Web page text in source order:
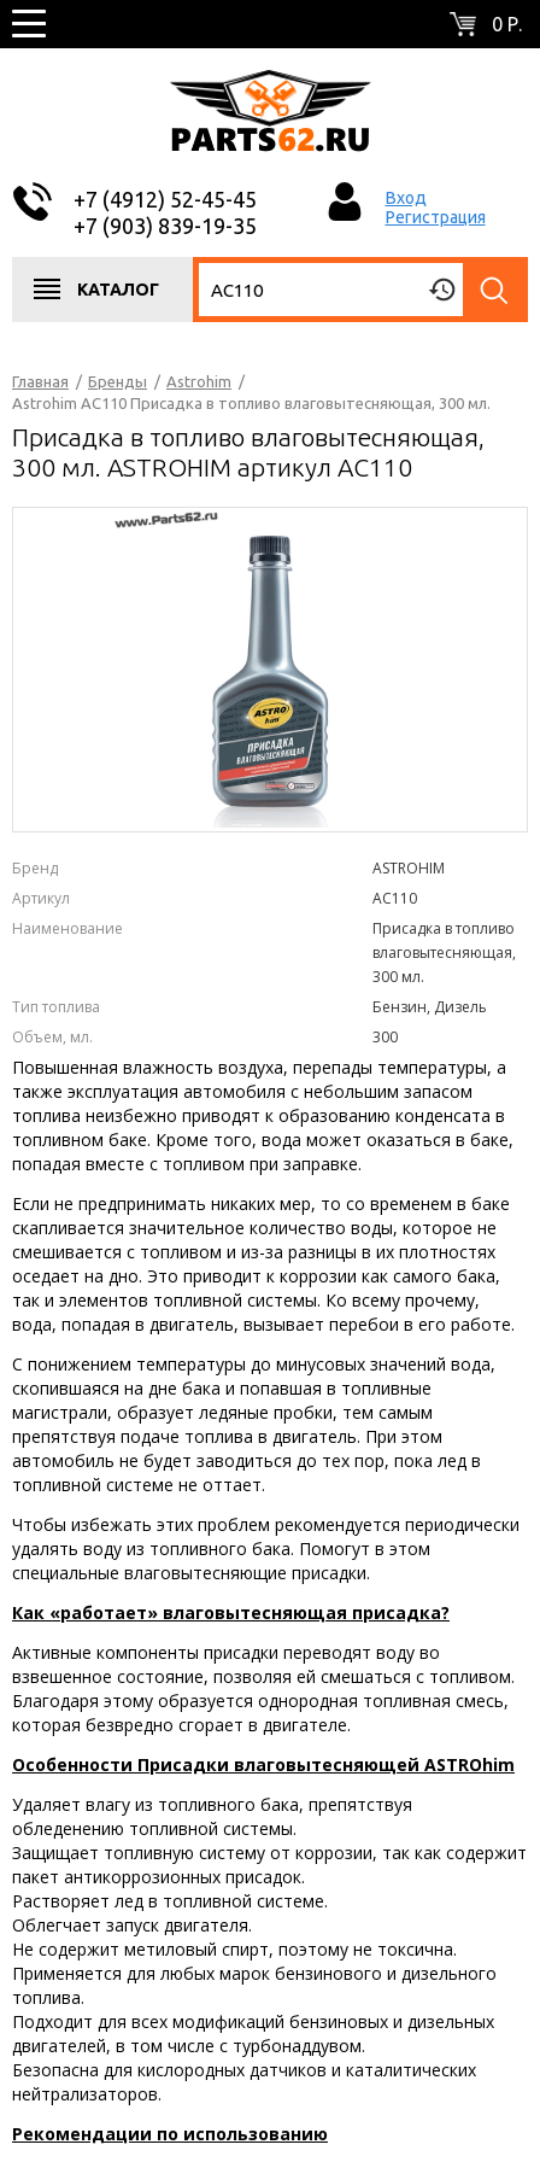
0 Р.
+7 (4912) 52-45-45
+7 (903) 839-19-35
Вход
Регистрация
КАТАЛОГ
Главная / Бренды / Astrohim /
Astrohim AC110 Присадка в топливо влаговытесняющая, 300 мл.
Присадка в топливо влаговытесняющая,
300 мл. ASTROHIM артикул AC110
Бренд
ASTROHIM
Артикул
AC110
Наименование
Присадка в топливо
влаговытесняющая,
300 мл.
Тип топлива
Бензин, Дизель
Объем, мл.
300
Повышенная влажность воздуха, перепады температуры, а
также эксплуатация автомобиля с небольшим запасом
топлива неизбежно приводят к образованию конденсата в
топливном баке. Кроме того, вода может оказаться в баке,
попадая вместе с топливом при заправке.
Если не предпринимать никаких мер, то со временем в баке
скапливается значительное количество воды, которое не
смешивается с топливом и из-за разницы в их плотностях
оседает на дно. Это приводит к коррозии как самого бака,
так и элементов топливной системы. Ко всему прочему,
вода, попадая в двигатель, вызывает перебои в его работе.
С понижением температуры до минусовых значений вода,
скопившаяся на дне бака и попавшая в топливные
магистрали, образует ледяные пробки, тем самым
препятствуя подаче топлива в двигатель. При этом
автомобиль не будет заводиться до тех пор, пока лед в
топливной системе не оттает.
Чтобы избежать этих проблем рекомендуется периодически
удалять воду из топливного бака. Помогут в этом
специальные влаговытесняющие присадки.
Как «работает» влаговытесняющая присадка?
Активные компоненты присадки переводят воду во
взвешенное состояние, позволяя ей смешаться с топливом.
Благодаря этому образуется однородная топливная смесь,
которая безвредно сгорает в двигателе.
Особенности Присадки влаговытесняющей ASTROhim
Удаляет влагу из топливного бака, препятствуя
обледенению топливной системы.
Защищает топливную систему от коррозии, так как содержит
пакет антикоррозионных присадок.
Растворяет лед в топливной системе.
Облегчает запуск двигателя.
Не содержит метиловый спирт, поэтому не токсична.
Применяется для любых марок бензинового и дизельного
топлива.
Подходит для всех модификаций бензиновых и дизельных
двигателей, в том числе с турбонаддувом.
Безопасна для кислородных датчиков и каталитических
нейтрализаторов.
Рекомендации по использованию